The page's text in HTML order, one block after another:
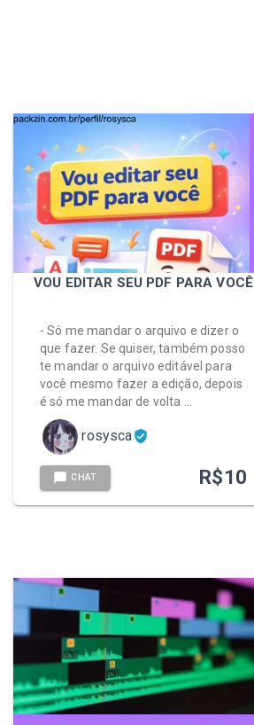
VOU EDITAR SEU PDF PARA VOCÊ
- Só me mandar o arquivo e dizer o
que fazer. Se quiser, também posso
te mandar o arquivo editável para
você mesmo fazer a edição, depois
é só me mandar de volta …
rosysca
CHAT R$10